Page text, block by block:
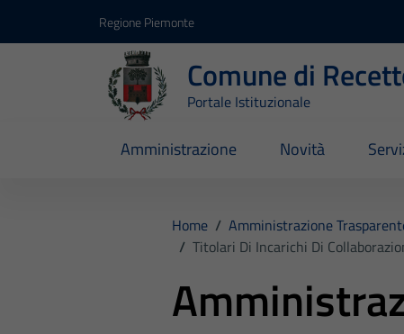
Regione Piemonte
Comune di
Portale Istituzionale
Amministrazione Novità
Home / Amministrazione
/ Titolari Di Incarichi Di